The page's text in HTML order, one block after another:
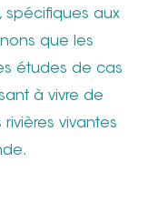
spécifiques aux
que les
études de cas
à vivre de
vivantes